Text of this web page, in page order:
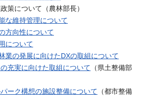
策について（農林部長）
な維持管理について
方向性について
について
業の発展に向けたDXの取組について
充実に向けた取組について （県土整備部
ーク構想の施設整備について （都市整備